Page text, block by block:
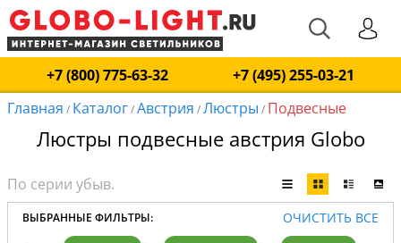
+7 (800) 775-63-32
+7 (495) 255-03-21
Главная / Каталог/Австрия /Люстры / Подвесные
Люстры подвесные австрия Globo
ВЫБРАННЫЕ ФИЛЬТРЫ: ОЧИСТИТЬ ВСЕ